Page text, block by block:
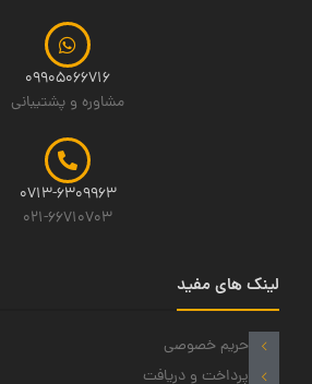
09905066716
مشاوره و پشتیبانی
0713-6309963
021-66710703
لینک های مفید
حریم خصوصی
پرداخت و دریافت